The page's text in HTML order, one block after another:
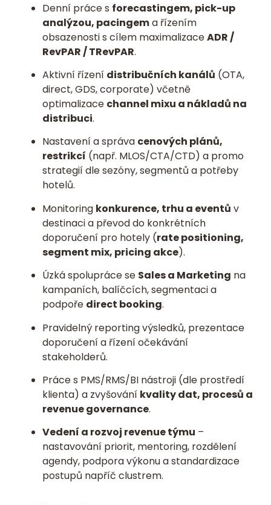
Denní práce s forecastingem, pick-up
analýzou, pacingema řízením
obsazenosti s cílem maximalizaceADR /
RevPAR / TRevPAR.
Aktivní řízení distribučních kanálů (OTA,
direct, GDS, corporate) včetně
optimalizace channel mixu a nákladů na
distribuci.
Nastavení a správa cenových plánů,
restrikcí (např. MLOS/CTA/CTD) a promo
strategií dle sezóny, segmentů a potřeby
hotelů.
Monitoring konkurence, trhu a eventů v
destinaci a převod do konkrétních
doporučení pro hotely (rate positioning,
segment mix, pricing akce).
Úzká spolupráce se Sales a Marketing na
kampaních, balíčcích, segmentaci a
podpoře direct booking.
Pravidelný reporting výsledků, prezentace
doporučení a řízení očekávání
stakeholderů.
Práce s PMS/RMS/BI nástroji (dle prostředí
klienta) a zvyšování kvality dat, procesů a
revenue governance.
Vedení a rozvoj revenue týmu –
nastavování priorit, mentoring, rozdělení
agendy, podpora výkonu a standardizace
postupů napříč clustrem.